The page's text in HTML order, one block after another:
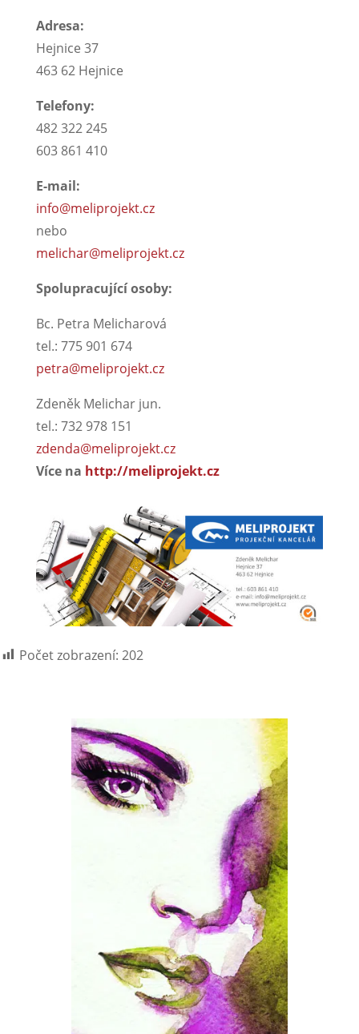
Adresa:
Hejnice 37
463 62 Hejnice
Telefony:
482 322 245
603 861 410
E-mail:
info@meliprojekt.cz
nebo
melichar@meliprojekt.cz
Spolupracující osoby:
Bc. Petra Melicharová
tel.: 775 901 674
petra@meliprojekt.cz
Zdeněk Melichar jun.
tel.: 732 978 151
zdenda@meliprojekt.cz
Více na http://meliprojekt.cz
Počet zobrazení: 202